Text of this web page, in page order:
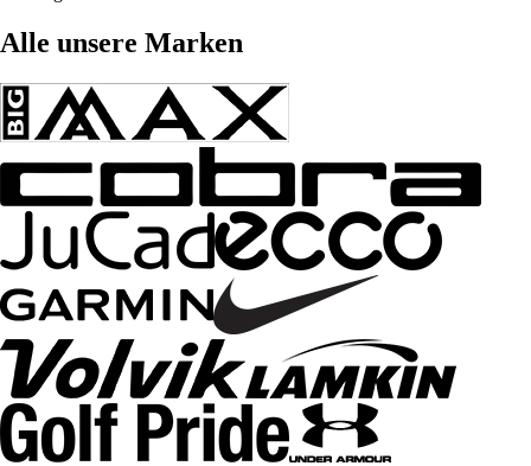
Alle unsere Marken